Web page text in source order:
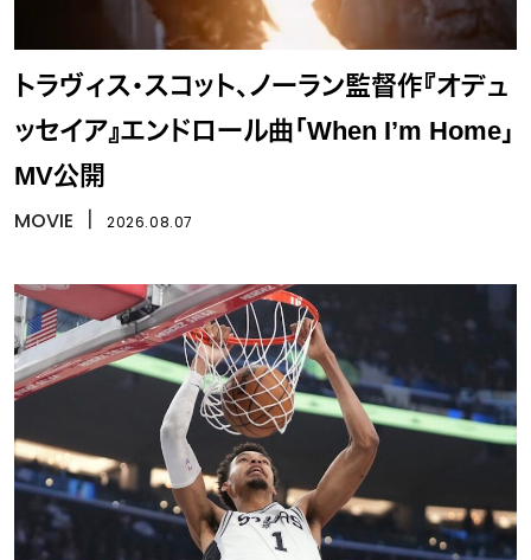
トラヴィス・スコット、ノーラン監督作『オデュ
ッセイア』エンドロール曲「When I’m Home」
MV公開
MOVIE 2026.08.07